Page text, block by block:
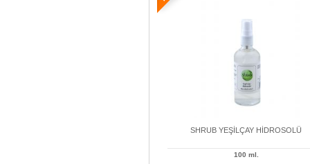
SHRUB YEŞİLÇAY HİDROSOLÜ
100 ml.